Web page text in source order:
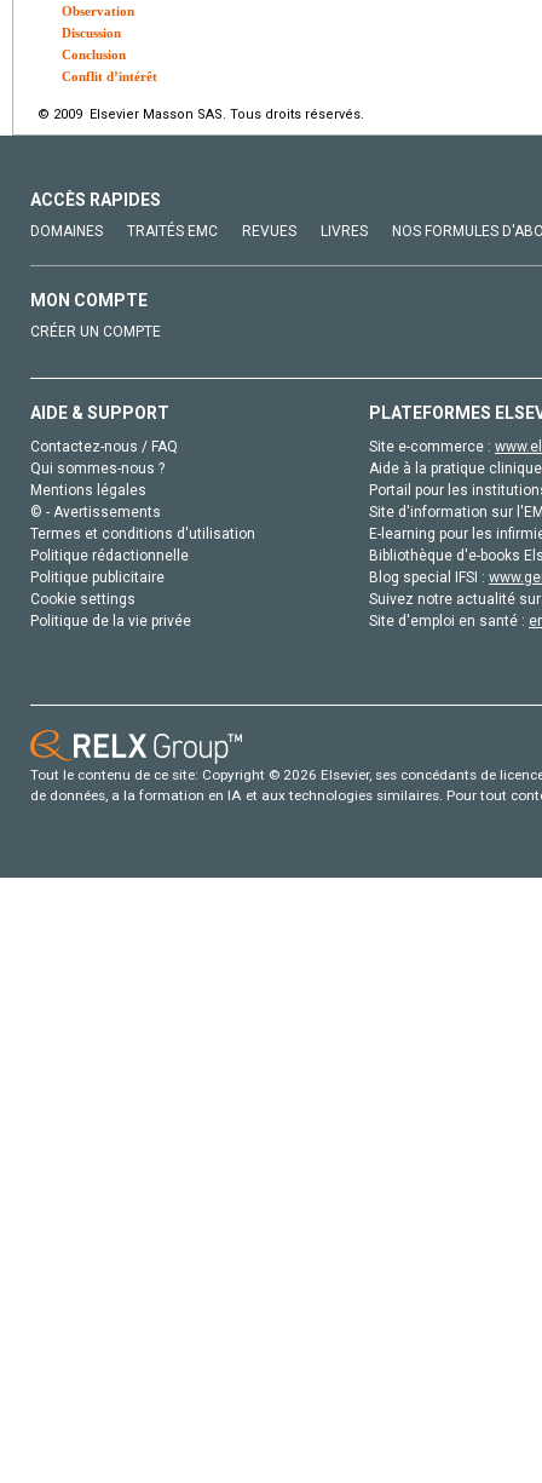
Observation
Discussion
Conclusion
Conflit d’intérêt
© 2009 Elsevier Masson SAS. Tous droits réservés.
ACCÈS RAPIDES
DOMAINES TRAITÉS EMC REVUES LIVRES NOS FORMULES
MON COMPTE
CRÉER UN COMPTE
AIDE & SUPPORT
Contactez-nous / FAQ
Qui sommes-nous ?
Mentions légales
© - Avertissements
Termes et conditions d'utilisation
Politique rédactionnelle
Politique publicitaire
Cookie settings
Politique de la vie privée
PLATEFORMES
Site e-commerce :
Aide à la pratique
Portail pour les
Site d'information sur
E-learning pour les
Bibliothèque d'e-books
Blog special IFSI :
Suivez notre actualité
Site d'emploi en santé :
Tout le contenu de ce site: Copyright © 2026 Elsevier, ses concédants de
de données, a la formation en IA et aux technologies similaires. Pour tout